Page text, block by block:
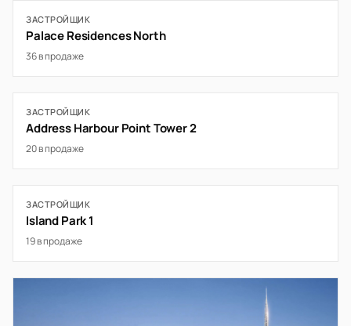
ЗАСТРОЙЩИК
Palace Residences North
36 в продаже
ЗАСТРОЙЩИК
Address Harbour Point Tower 2
20 в продаже
ЗАСТРОЙЩИК
Island Park 1
19 в продаже